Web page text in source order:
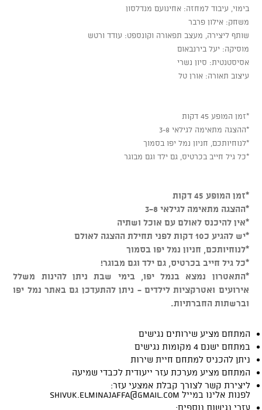
בימוי, עיבוד למחזה: אחינועם מנדלסון
משחק: אילון פרבר
שותף ליצירה, מעצב תפאורה וקונספט: עודד ורטש
מוסיקה: יעל בירנבאום
אסיסטנטית: סיון נשרי
עיצוב תאורה: אורן טל
*זמן המופע 45 דקות
*ההצגה מתאימה לגילאי 3-8
*לנוחיותכם, חניון נמל יפו בסמוך
*כל גיל חייב בכרטיס, גם ילד וגם מבוגר
*זמן המופע 45 דקות
*ההצגה מתאימה לגילאי 3-8
*אין להיכנס לאולם עם אוכל ושתיה
*יש להגיע כ10 דקות לפני תחילת ההצגה לאולם
*לנוחיותכם, חניון נמל יפו בסמוך
*כל גיל חייב בכרטיס, גם ילד וגם מבוגר!
*התאטרון נמצא בנמל יפו, בימי שבת ניתן להינות משלל
אירועים ואטרקציות לילדים - ניתן להתעדכן גם באתר נמל יפו
וברשתות החברתיות.
המתחם מציע שירותים נגישים
במתחם ישנם 4 מקומות נגישים
ניתן להכניס למתחם חיית שירות
המתחם מציע מערכת עזר ייעודית לכבדי שמיעה
ליצירת קשר לצורך קבלת אמצעי עזר:
לפנות אלינו במייל shivuk.elminajaffa@gmail.com
עזרי נגישות נוספים: